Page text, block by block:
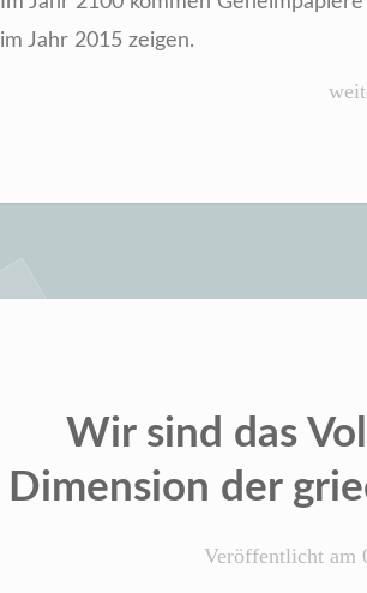
im Jahr 2015 zeigen.
die
Wir sind das
Dimension der
Veröffentlicht am